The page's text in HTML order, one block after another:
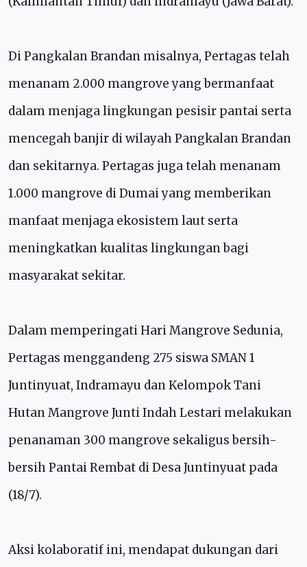
Di Pangkalan Brandan misalnya, Pertagas telah
menanam 2.000 mangrove yang bermanfaat
dalam menjaga lingkungan pesisir pantai serta
mencegah banjir di wilayah Pangkalan Brandan
dan sekitarnya. Pertagas juga telah menanam
1.000 mangrove di Dumai yang memberikan
manfaat menjaga ekosistem laut serta
meningkatkan kualitas lingkungan bagi
masyarakat sekitar.
Dalam memperingati Hari Mangrove Sedunia,
Pertagas menggandeng 275 siswa SMAN 1
Juntinyuat, Indramayu dan Kelompok Tani
Hutan Mangrove Junti Indah Lestari melakukan
penanaman 300 mangrove sekaligus bersih-
bersih Pantai Rembat di Desa Juntinyuat pada
(18/7).
Aksi kolaboratif ini, mendapat dukungan dari